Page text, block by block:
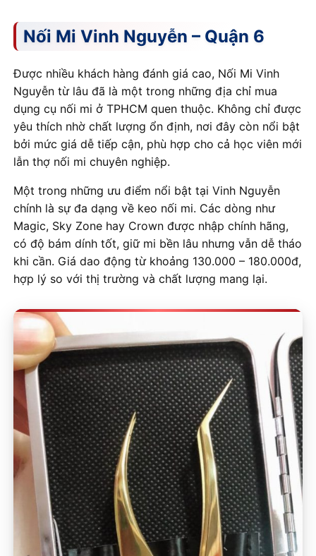
Nối Mi Vinh Nguyễn – Quận 6
Được nhiều khách hàng đánh giá cao, Nối Mi Vinh
Nguyễn từ lâu đã là một trong những địa chỉ mua
dụng cụ nối mi ở TPHCM quen thuộc. Không chỉ được
yêu thích nhờ chất lượng ổn định, nơi đây còn nổi bật
bởi mức giá dễ tiếp cận, phù hợp cho cả học viên mới
lẫn thợ nối mi chuyên nghiệp.
Một trong những ưu điểm nổi bật tại Vinh Nguyễn
chính là sự đa dạng về keo nối mi. Các dòng như
Magic, Sky Zone hay Crown được nhập chính hãng,
có độ bám dính tốt, giữ mi bền lâu nhưng vẫn dễ tháo
khi cần. Giá dao động từ khoảng 130.000 – 180.000đ,
hợp lý so với thị trường và chất lượng mang lại.